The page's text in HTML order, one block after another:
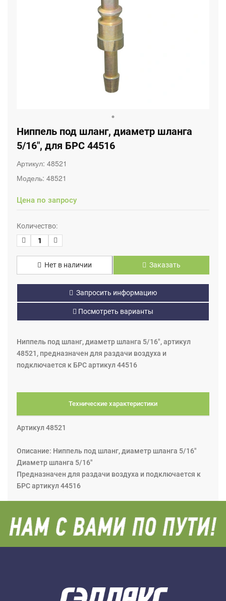
Ниппель под шланг, диаметр шланга
5/16", для БРС 44516
Артикул: 48521
Модель: 48521
Цена по запросу
Количество:
Нет в наличии Заказать
Запросить информацию
Посмотреть варианты
Ниппель под шланг, диаметр шланга 5/16", артикул
48521, предназначен для раздачи воздуха и
подключается к БРС артикул 44516
Технические характеристики
Артикул 48521
Описание: Ниппель под шланг, диаметр шланга 5/16"
Диаметр шланга 5/16"
Предназначен для раздачи воздуха и подключается к
БРС артикул 44516